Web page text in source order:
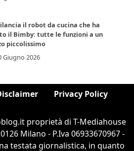
il robot da cucina che ha
il Bimby: tutte le funzioni a un
piccolissimo
Giugno 2026
Privacy Policy
proprietà di T-Mediahouse
Milano - P.Iva 06933670967 -
testata giornalistica, in quanto